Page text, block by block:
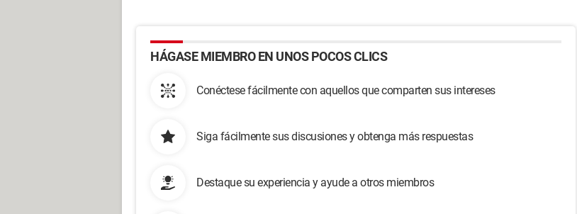
HÁGASE MIEMBRO EN UNOS POCOS CLICS
Conéctese fácilmente con aquellos que comparten sus intereses
Siga fácilmente sus discusiones y obtenga más respuestas
Destaque su experiencia y ayude a otros miembros